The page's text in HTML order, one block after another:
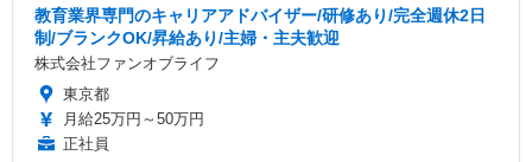
教育業界専門のキャリアアドバイザー/研修あり/完全週休2日
制/ブランクOK/昇給あり/主婦・主夫歓迎
株式会社ファンオブライフ
東京都
月給25万円～50万円
正社員